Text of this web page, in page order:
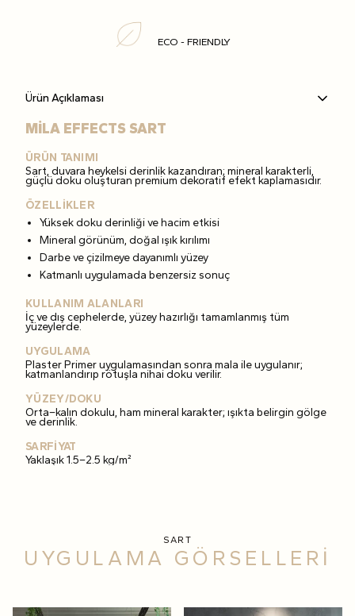
ECO - FRIENDLY
Ürün Açıklaması
MİLA EFFECTS SART
ÜRÜN TANIMI
Sart, duvara heykelsi derinlik kazandıran; mineral karakterli,
güçlü doku oluşturan premium dekoratif efekt kaplamasıdır.
ÖZELLİKLER
Yüksek doku derinliği ve hacim etkisi
Mineral görünüm, doğal ışık kırılımı
Darbe ve çizilmeye dayanımlı yüzey
Katmanlı uygulamada benzersiz sonuç
KULLANIM ALANLARI
İç ve dış cephelerde, yüzey hazırlığı tamamlanmış tüm
yüzeylerde.
UYGULAMA
Plaster Primer uygulamasından sonra mala ile uygulanır;
katmanlandırıp rötuşla nihai doku verilir.
YÜZEY/DOKU
Orta–kalın dokulu, ham mineral karakter; ışıkta belirgin gölge
ve derinlik.
SARFİYAT
Yaklaşık 1.5–2.5 kg/m²
SART
UYGULAMA GÖRSELLERİ